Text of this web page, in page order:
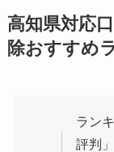
高知県対応
除おすすめ
ラン
評判